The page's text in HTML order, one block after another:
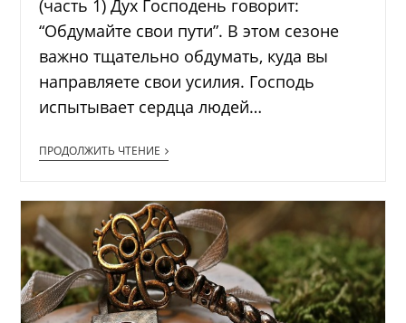
(часть 1) Дух Господень говорит:
“Обдумайте свои пути”. В этом сезоне
важно тщательно обдумать, куда вы
направляете свои усилия. Господь
испытывает сердца людей…
ПРОДОЛЖИТЬ ЧТЕНИЕ